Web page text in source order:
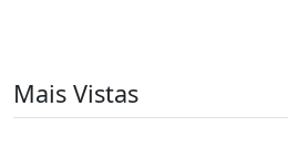
Mais Vistas